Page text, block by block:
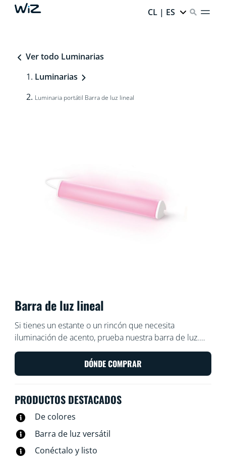
CL | ES
Ver todo Luminarias
Luminarias
Luminaria portátil Barra de luz lineal
Barra de luz lineal
Si tienes un estante o un rincón que necesita
iluminación de acento, prueba nuestra barra de luz.
Esta barra delgada irradia muchos colores y es fácil de
colocar en espacios pequeños. Basta con inclinarla
sobre uno de sus lados para ajustar el ángulo de la luz.
barra para duplicar el efecto.
DÓNDE COMPRAR
PRODUCTOS DESTACADOS
De colores
Barra de luz versátil
Conéctalo y listo